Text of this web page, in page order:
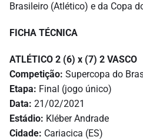
Brasileiro (Atlético) e da Copa
FICHA TÉCNICA
ATLÉTICO 2 (6) x (7) 2 VASCO
Competição: Supercopa do
Etapa: Final (jogo único)
Data: 21/02/2021
Estádio: Kléber Andrade
Cidade: Cariacica (ES)